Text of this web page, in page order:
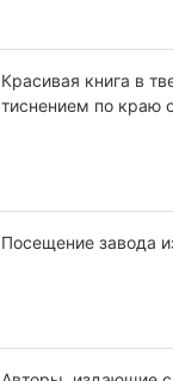
Красивая книга в
тиснением по краю
Посещение завода